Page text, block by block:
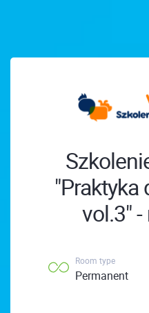
"Praktyka
vol.3"
Room type
Permanent